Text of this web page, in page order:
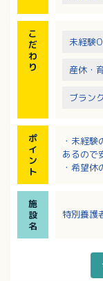
こ
だ
わ
り
未経験
産休・
ブラン
ポ
イ
ン
ト
・未経
あるので
・希望
・職歴
・残業も
施
設
名
特別養護